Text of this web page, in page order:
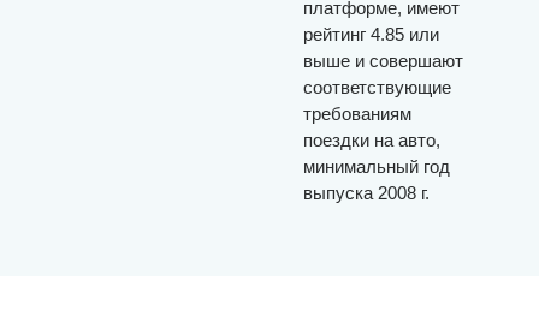
платформе, имеют
рейтинг 4.85 или
выше и совершают
соответствующие
требованиям
поездки на авто,
минимальный год
выпуска 2008 г.